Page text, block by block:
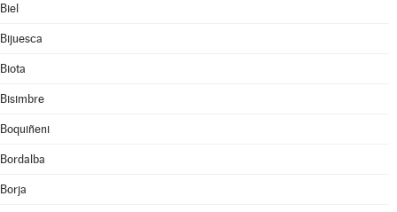
Biel
Bijuesca
Biota
Bisimbre
Boquiñeni
Bordalba
Borja